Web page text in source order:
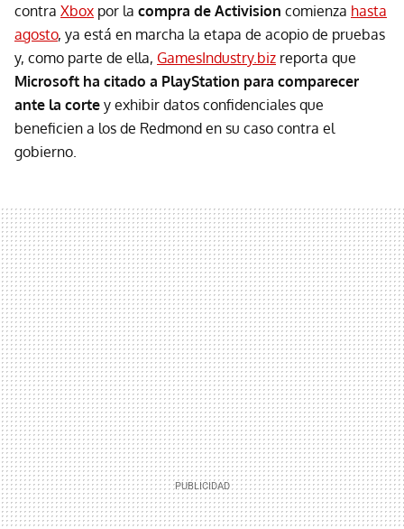
contra Xbox por la compra de Activision comienza hasta
agosto, ya está en marcha la etapa de acopio de pruebas
y, como parte de ella, GamesIndustry.biz reporta que
Microsoft ha citado a PlayStation para comparecer
ante la corte y exhibir datos confidenciales que
beneficien a los de Redmond en su caso contra el
gobierno.